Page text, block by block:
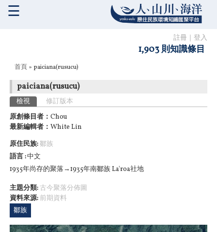
註冊 登入
1,903 則知識條目
☰
您在這裡
首頁 » paiciana(rusucu)
paiciana(rusucu)
主要索引標籤
檢視 (作用中頁籤)
修訂版本
原創條目者： Chou
最新編輯者： White Lin
原住民族:鄒族
語言 中文
1935年尚存的聚落→1935年南鄒族La'roa社地
主題分類:古今聚落分佈圖
資料來源:前期資料
鄒族